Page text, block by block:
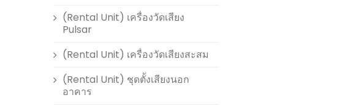
(Rental Unit) เครื่องวัดเสียง
Pulsar
(Rental Unit) เครื่องวัดเสียงสะสม
(Rental Unit) ชุดตั้งเสียงนอก
อาคาร